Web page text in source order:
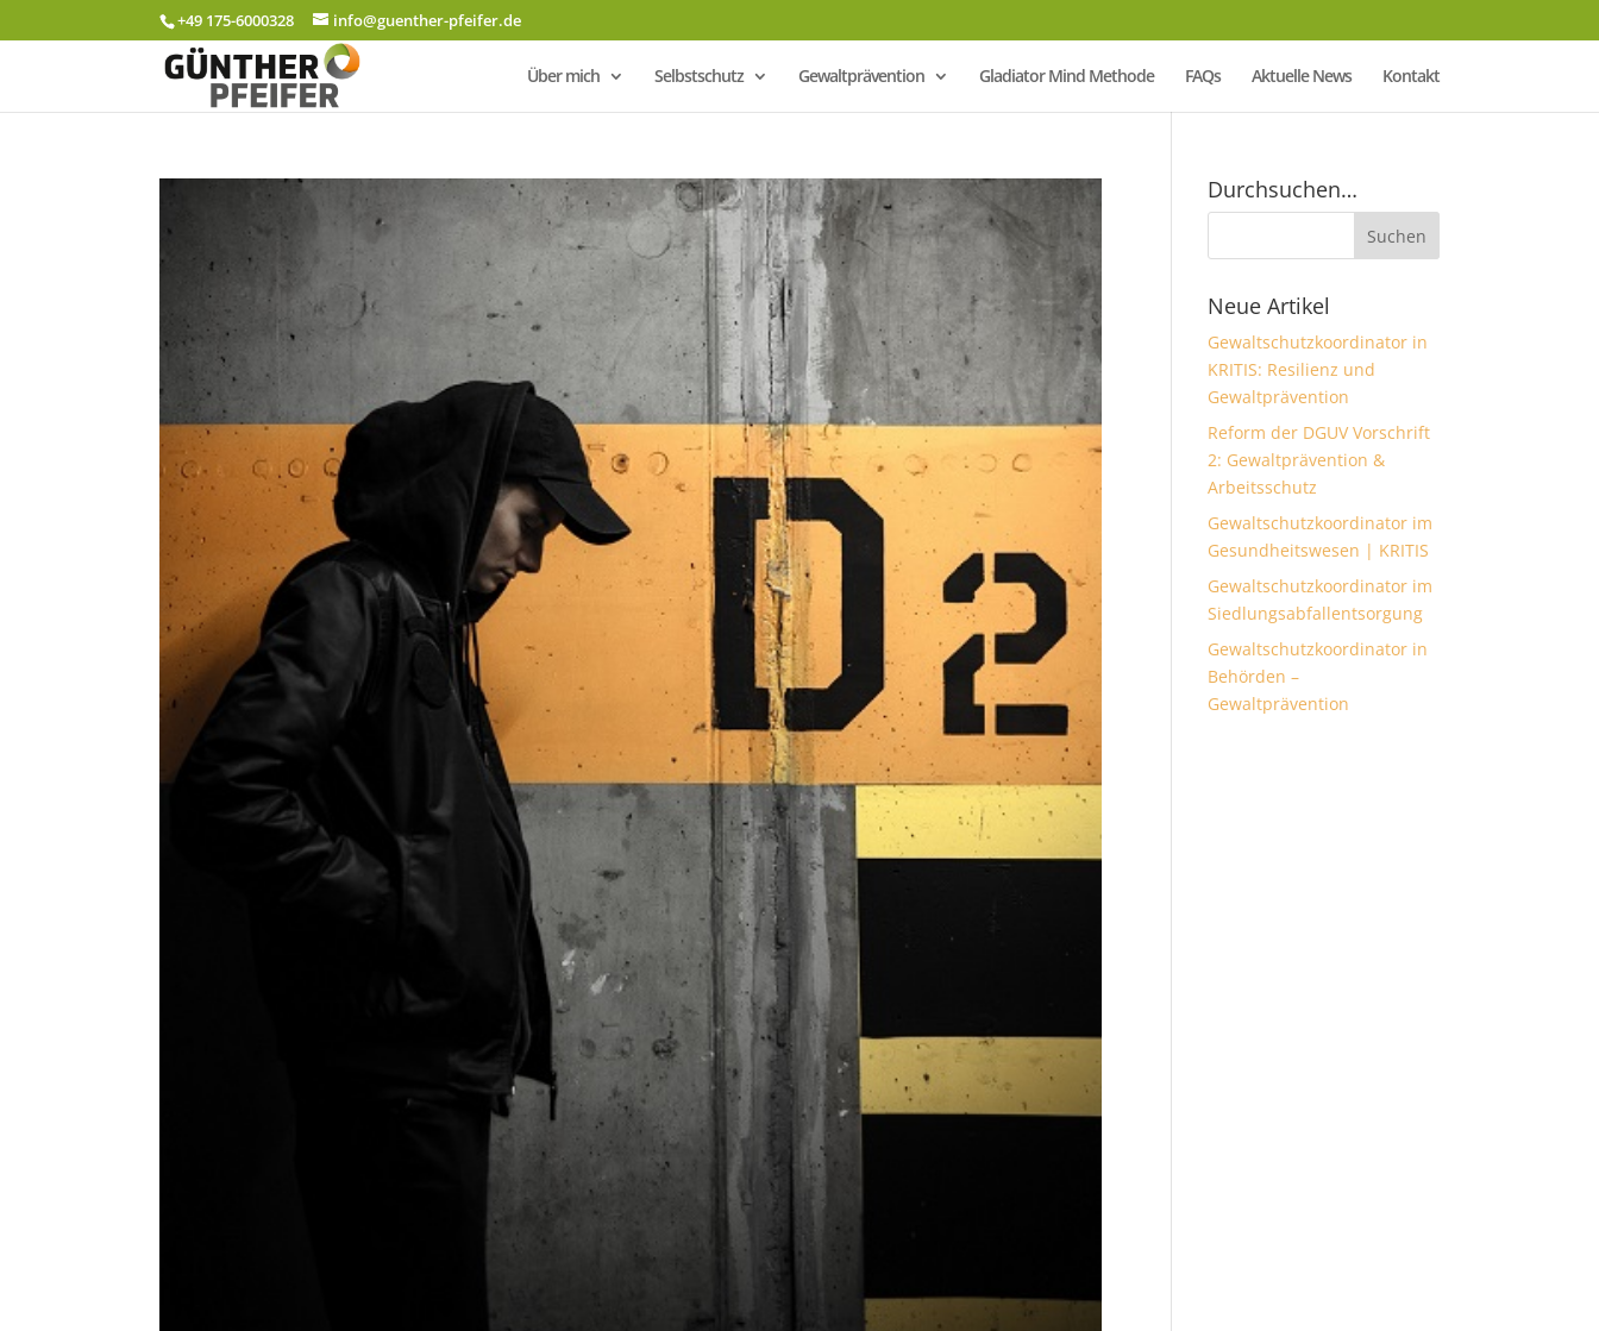
+49 175-6000328 info@guenther-pfeifer.de
Über mich Selbstschutz Gewaltprävention Gladiator Mind Methode FAQs Aktuelle News Kontakt
Durchsuchen…
Neue Artikel
Gewaltschutzkoordinator in
KRITIS: Resilienz und
Gewaltprävention
Reform der DGUV Vorschrift
2: Gewaltprävention &
Arbeitsschutz
Gewaltschutzkoordinator im
Gesundheitswesen | KRITIS
Gewaltschutzkoordinator im
Siedlungsabfallentsorgung
Gewaltschutzkoordinator in
Behörden –
Gewaltprävention